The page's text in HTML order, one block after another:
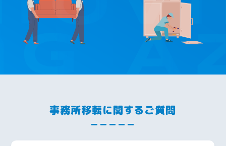
事務所移転に関するご質問